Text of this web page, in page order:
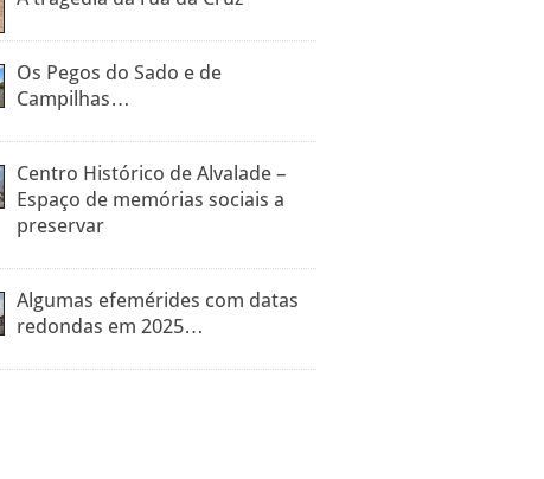
Os Pegos do Sado e de
Campilhas…
Centro Histórico de Alvalade –
Espaço de memórias sociais a
preservar
Algumas efemérides com datas
redondas em 2025…